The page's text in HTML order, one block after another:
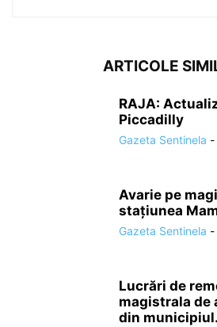
ARTICOLE
RAJA:
Piccadilly
Gazeta Sentinela -
Avarie pe
stațiunea
Gazeta Sentinela -
Lucrări de
magistrala de
din